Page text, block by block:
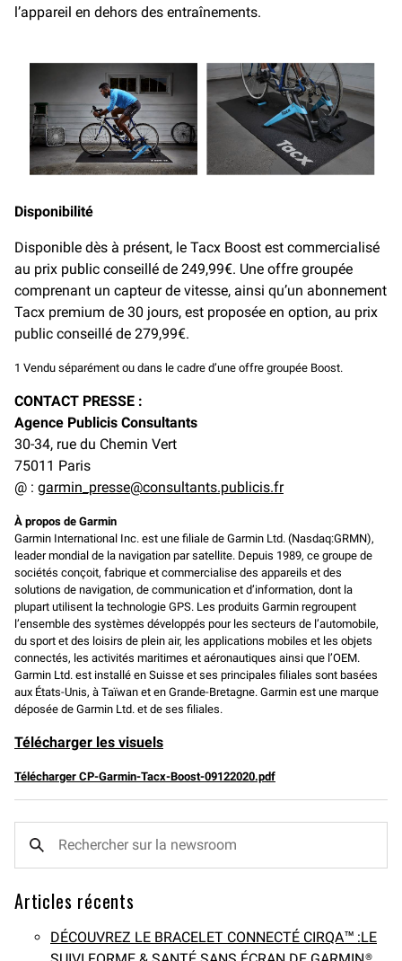
l’appareil en dehors des entraînements.
Disponibilité
Disponible dès à présent, le Tacx Boost est commercialisé
au prix public conseillé de 249,99€. Une offre groupée
comprenant un capteur de vitesse, ainsi qu’un abonnement
Tacx premium de 30 jours, est proposée en option, au prix
public conseillé de 279,99€.
1 Vendu séparément ou dans le cadre d’une offre groupée Boost.
CONTACT PRESSE :
Agence Publicis Consultants
30-34, rue du Chemin Vert
75011 Paris
@ : garmin_presse@consultants.publicis.fr
À propos de Garmin
Garmin International Inc. est une filiale de Garmin Ltd. (Nasdaq:GRMN),
leader mondial de la navigation par satellite. Depuis 1989, ce groupe de
sociétés conçoit, fabrique et commercialise des appareils et des
solutions de navigation, de communication et d’information, dont la
plupart utilisent la technologie GPS. Les produits Garmin regroupent
l’ensemble des systèmes développés pour les secteurs de l’automobile,
du sport et des loisirs de plein air, les applications mobiles et les objets
connectés, les activités maritimes et aéronautiques ainsi que l’OEM.
Garmin Ltd. est installé en Suisse et ses principales filiales sont basées
aux États-Unis, à Taïwan et en Grande-Bretagne. Garmin est une marque
déposée de Garmin Ltd. et de ses filiales.
Télécharger les visuels
Télécharger CP-Garmin-Tacx-Boost-09122020.pdf
Articles récents
DÉCOUVREZ LE BRACELET CONNECTÉ CIRQA™ :LE